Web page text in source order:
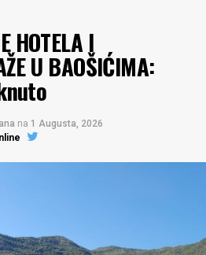
HOTELA I
U BAOŠIĆIMA:
na 1 Augusta, 2026